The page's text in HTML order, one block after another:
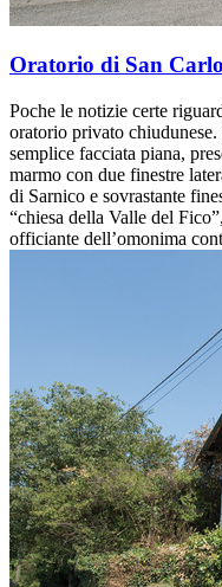
Oratorio di San Carlo
Poche le notizie certe
oratorio privato chiudunese.
semplice facciata piana,
marmo con due finestre
di Sarnico e sovrastante
“chiesa della Valle del
officiante dell’omonima